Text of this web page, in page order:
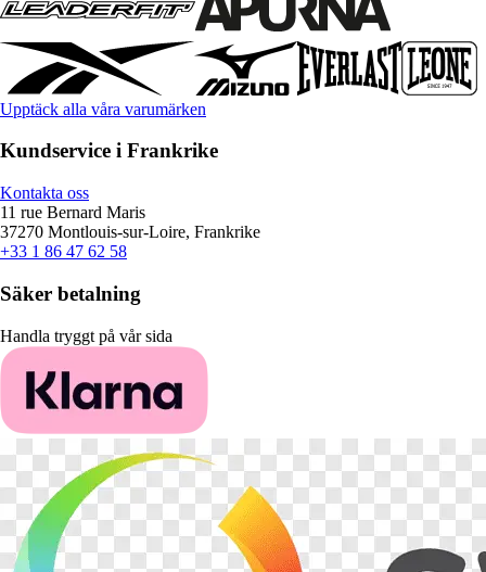
Upptäck alla våra varumärken
Kundservice i Frankrike
Kontakta oss
11 rue Bernard Maris
37270 Montlouis-sur-Loire, Frankrike
+33 1 86 47 62 58
Säker betalning
Handla tryggt på vår sida